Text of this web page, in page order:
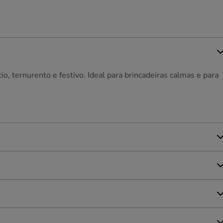
ternurento e festivo. Ideal para brincadeiras calmas e para